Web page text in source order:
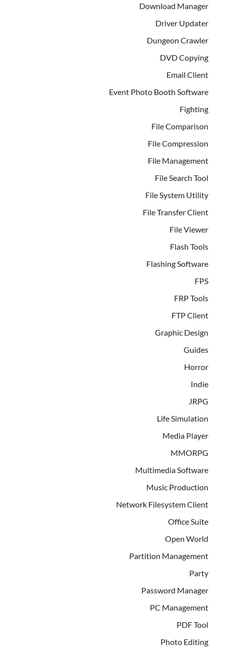
Download Manager
Driver Updater
Dungeon Crawler
DVD Copying
Email Client
Event Photo Booth Software
Fighting
File Comparison
File Compression
File Management
File Search Tool
File System Utility
File Transfer Client
File Viewer
Flash Tools
Flashing Software
FPS
FRP Tools
FTP Client
Graphic Design
Guides
Horror
Indie
JRPG
Life Simulation
Media Player
MMORPG
Multimedia Software
Music Production
Network Filesystem Client
Office Suite
Open World
Partition Management
Party
Password Manager
PC Management
PDF Tool
Photo Editing